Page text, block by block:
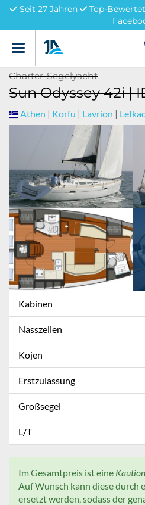
Seit 27 Jahren
Top-
Menü
Charter-Segelyacht
Sun Odyssey 42i |
Athen | Korfu | Lavrion |
Kabinen
Nasszellen
Kojen
Erstzulassung
Großsegel
L/T
Im Gesamtpreis ist eine
Auf Wunsch kann diese durch
ersetzt werden, sodass der